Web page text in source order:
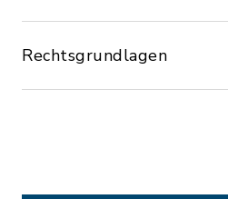
Rechtsgrundlagen